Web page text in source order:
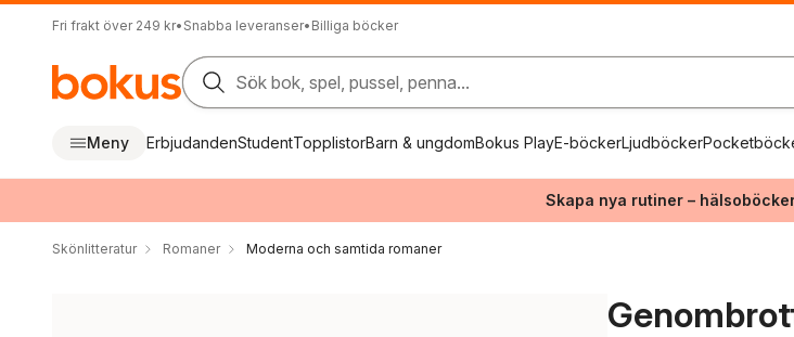
Fri frakt över 249 kr• Snabba leveranser• Billiga böcker
Sök bok, spel, pussel, penna...
Meny ErbjudandenStudentTopplistorBarn & ungdomBokus PlayE-böckerLjudböcker
Skapa nya rutiner –
Skönlitteratur Romaner Moderna och samtida romaner